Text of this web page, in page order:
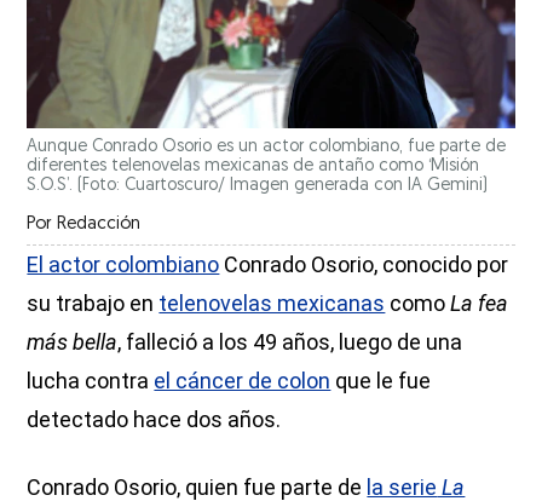
Aunque Conrado Osorio es un actor colombiano, fue parte de
diferentes telenovelas mexicanas de antaño como ‘Misión
S.O.S’. (Foto: Cuartoscuro/ Imagen generada con IA Gemini)
Por Redacción
El actor colombiano Conrado Osorio, conocido por
su trabajo en telenovelas mexicanas comoLa fea
más bella, falleció a los 49 años, luego de una
lucha contra el cáncer de colon que le fue
detectado hace dos años.
Conrado Osorio, quien fue parte de la serie La